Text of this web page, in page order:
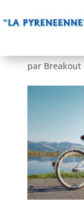
La
par Breakout